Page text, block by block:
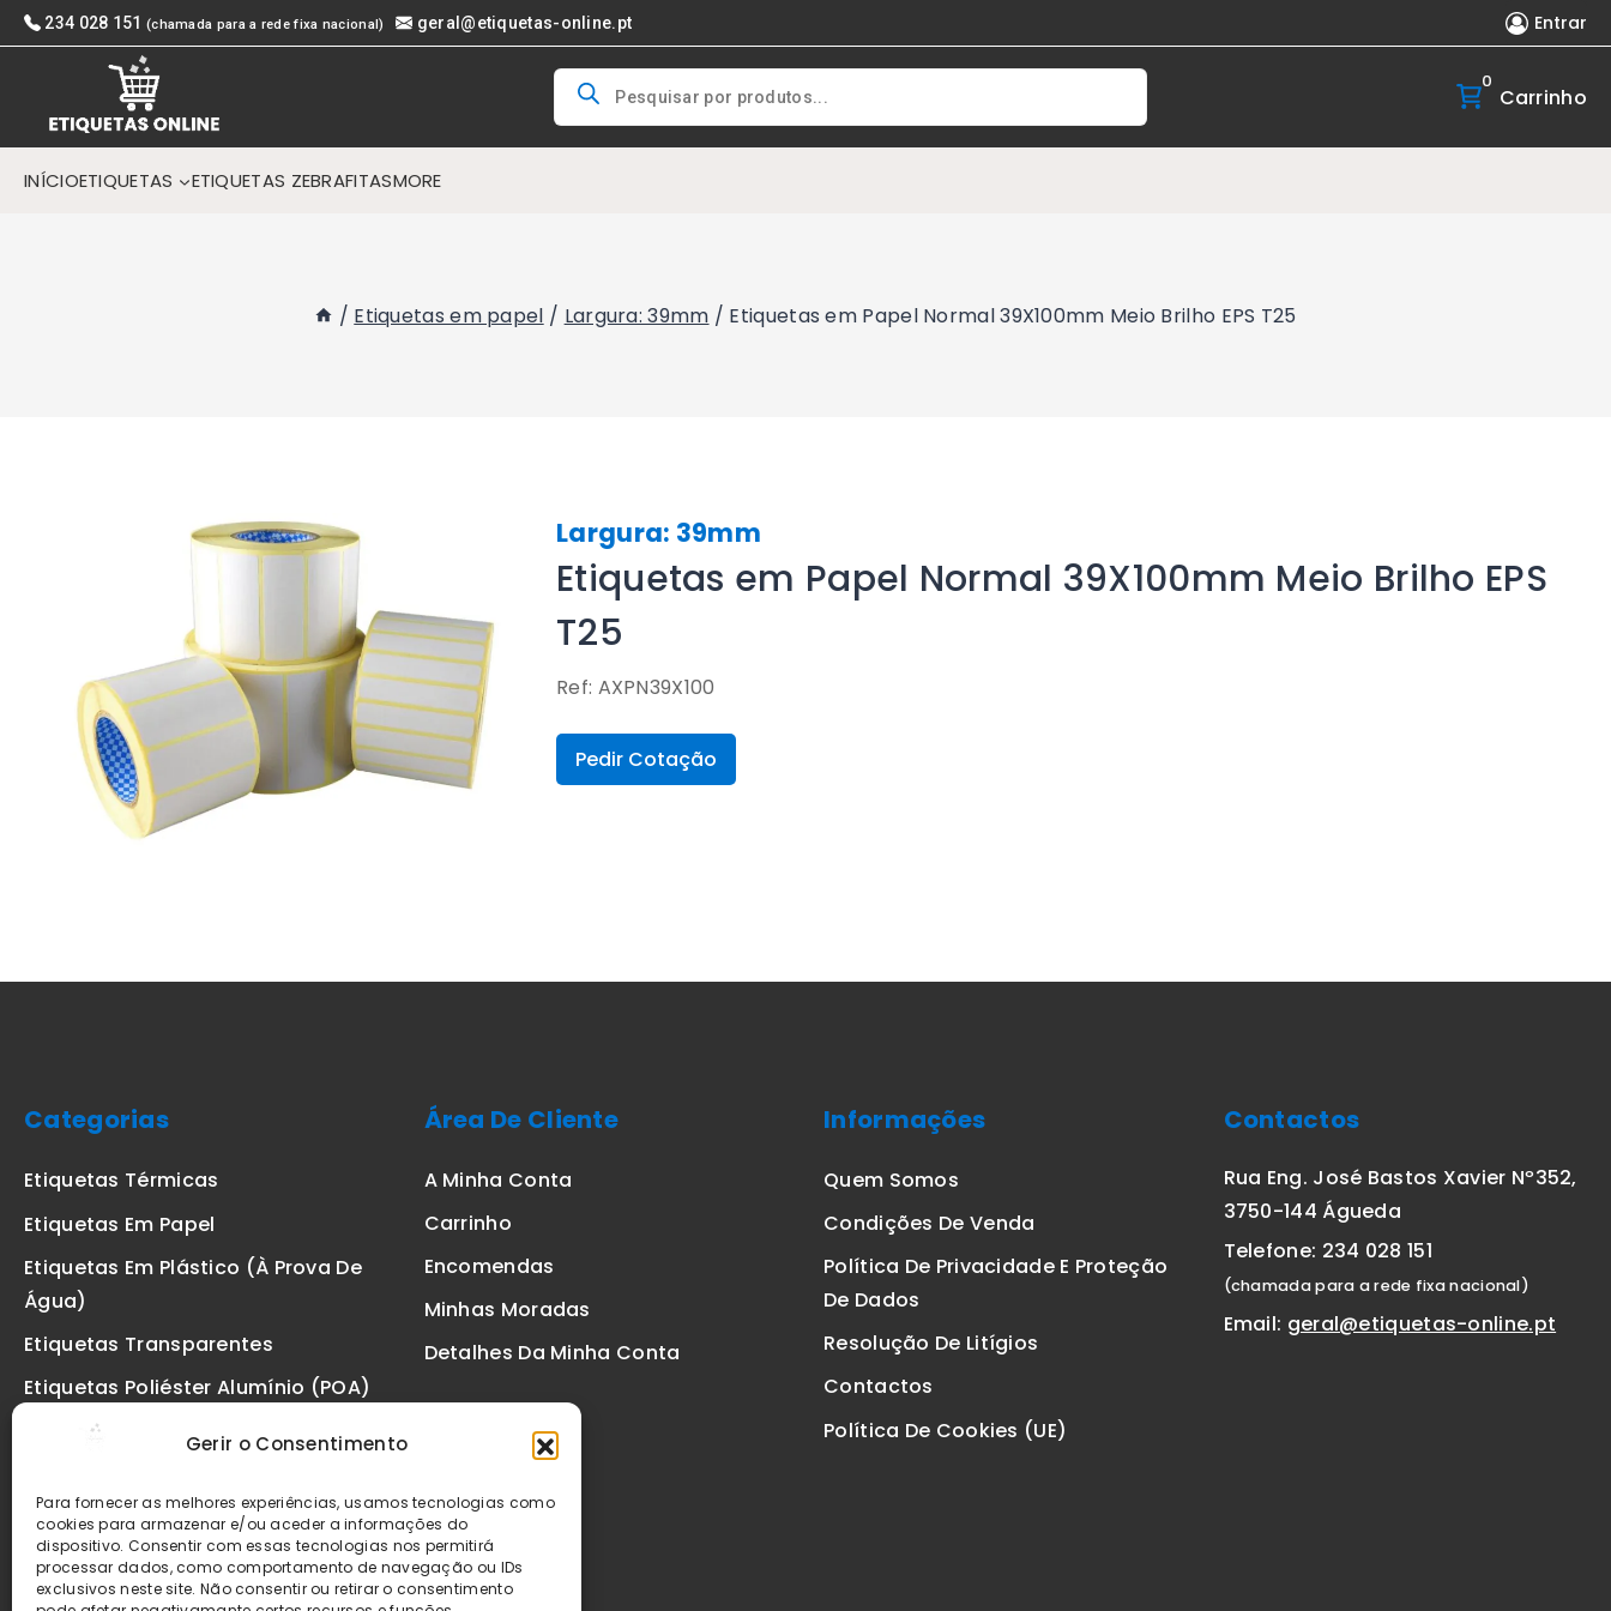
Gerir o Consentimento
Para fornecer as melhores experiências, usamos tecnologias como
cookies para armazenar e/ou aceder a informações do
dispositivo. Consentir com essas tecnologias nos permitirá
processar dados, como comportamento de navegação ou IDs
exclusivos neste site. Não consentir ou retirar o consentimento
Skip
to
234 028 151 (chamada para a rede fixa nacional) geral@etiquetas-online.pt Entrar
Products
search
0
Carrinho
INÍCIOETIQUETAS ETIQUETAS ZEBRAFITASMORE
/ Etiquetas em papel / Largura: 39mm / Etiquetas em Papel Normal 39X100mm Meio Brilho EPS T25
Largura: 39mm
Etiquetas em Papel Normal 39X100mm Meio Brilho EPS
T25
Ref: AXPN39X100
Pedir Cotação
Categorias
Etiquetas Térmicas
Etiquetas Em Papel
Etiquetas Em Plástico (à Prova De
Água)
Etiquetas Transparentes
Etiquetas Poliéster Alumínio (POA)
Etiquetas De Segurança VOID
Etiquetas Zebra
Fitas
Área De Cliente
A Minha Conta
Carrinho
Encomendas
Minhas Moradas
Detalhes Da Minha Conta
Informações
Quem Somos
Condições De Venda
Política De Privacidade E Proteção
De Dados
Resolução De Litígios
Contactos
Política De Cookies (UE)
Contactos
Rua Eng. José Bastos Xavier Nº352,
3750-144 Águeda
Telefone: 234 028 151
(chamada para a rede fixa nacional)
Email: geral@etiquetas-online.pt